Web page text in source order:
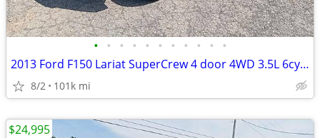
• • • • • • • • • • •
2013 Ford F150 Lariat SuperCrew 4 door 4WD 3.5L 6cyl leather sunroof 4
8/2 101k mi
$24,995